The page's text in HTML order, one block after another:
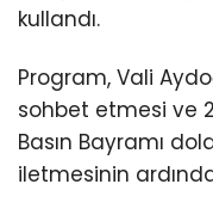
kullandı.
Program, Vali
sohbet etmesi ve
Basın Bayramı
iletmesinin